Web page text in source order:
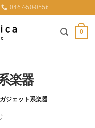
0467-50-0556
0
楽器
ガジェット系楽器